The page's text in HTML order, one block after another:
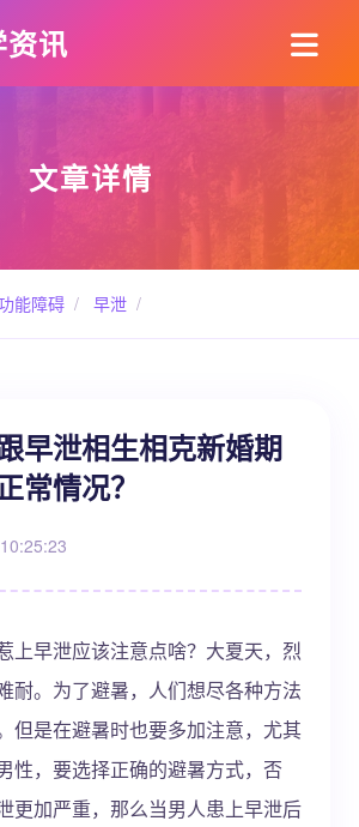
资讯
文章详情
能障碍 / 早泄 /
早泄相生相克新婚期
常情况？
上早泄应该注意点啥？大夏天，烈
耐。为了避暑，人们想尽各种方法
但是在避暑时也要多加注意，尤其
性，要选择正确的避暑方式，否
更加严重，那么当男人患上早泄后